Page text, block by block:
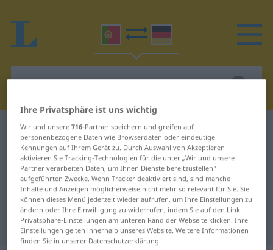
Portugiesisch-Deutsch Wörterbuch
Portugiesisch-Deutsch
Übersetzung für "orangotango"
"orangotango" Deutsch
Übersetzung
Ihre Privatsphäre ist uns wichtig
Wir und unsere716-Partner speichern und greifen auf
personenbezogene Daten wie Browserdaten oder eindeutige
Kennungen auf Ihrem Gerät zu. Durch Auswahl von Akzeptieren
aktivieren Sie Tracking-Technologien für die unter „Wir und unsere
Partner verarbeiten Daten, um Ihnen Dienste bereitzustellen“
aufgeführten Zwecke. Wenn Tracker deaktiviert sind, sind manche
Inhalte und Anzeigen möglicherweise nicht mehr so relevant für Sie. Sie
können dieses Menü jederzeit wieder aufrufen, um Ihre Einstellungen zu
ändern oder Ihre Einwilligung zu widerrufen, indem Sie auf den Link
Privatsphäre-Einstellungen am unteren Rand der Webseite klicken. Ihre
Einstellungen gelten innerhalb unseres Website. Weitere Informationen
finden Sie in unserer Datenschutzerklärung.